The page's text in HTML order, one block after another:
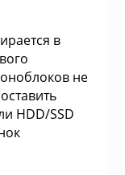
в
не
HDD/SSD